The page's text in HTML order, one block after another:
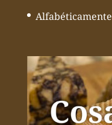
Alfabéticamente